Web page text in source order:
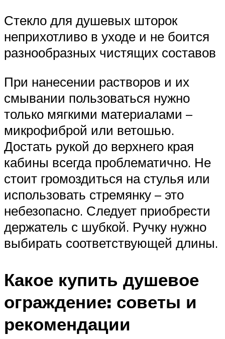
Стекло для душевых шторок
неприхотливо в уходе и не боится
разнообразных чистящих составов
При нанесении растворов и их
смывании пользоваться нужно
только мягкими материалами –
микрофиброй или ветошью.
Достать рукой до верхнего края
кабины всегда проблематично. Не
стоит громоздиться на стулья или
использовать стремянку – это
небезопасно. Следует приобрести
держатель с шубкой. Ручку нужно
выбирать соответствующей длины.
Какое купить душевое
ограждение: советы и
рекомендации